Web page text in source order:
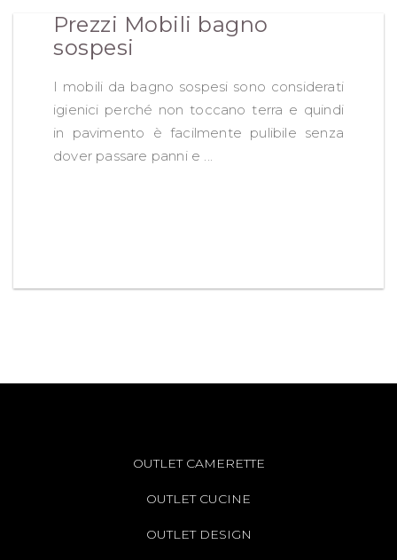
Prezzi Mobili bagno
sospesi
I mobili da bagno sospesi sono considerati
igienici perché non toccano terra e quindi
in pavimento è facilmente pulibile senza
dover passare panni e ...
OUTLET CAMERETTE
OUTLET CUCINE
OUTLET DESIGN